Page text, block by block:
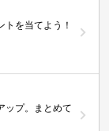
を当てよう！
ップ。まとめて